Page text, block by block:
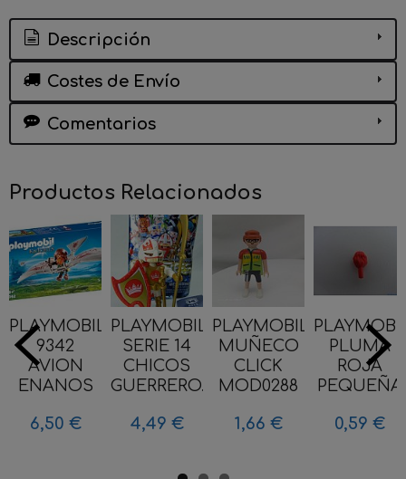
Descripción
Costes de Envío
Comentarios
Productos Relacionados
PLAYMOBIL
9342
AVION
ENANOS
6,50 €
PLAYMOBIL
SERIE 14
CHICOS
GUERRERO...
4,49 €
PLAYMOBIL
MUÑECO
CLICK
MOD0288
1,66 €
PLUMA
ROJA
PEQUEÑA
0,59 €